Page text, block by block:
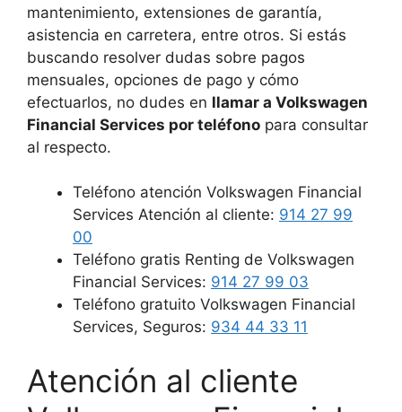
mantenimiento, extensiones de garantía,
asistencia en carretera, entre otros. Si estás
buscando resolver dudas sobre pagos
mensuales, opciones de pago y cómo
efectuarlos, no dudes en llamar a Volkswagen
Financial Services por teléfono para consultar
al respecto.
Teléfono atención Volkswagen Financial
Services Atención al cliente: 914 27 99
00
Teléfono gratis Renting de Volkswagen
Financial Services: 914 27 99 03
Teléfono gratuito Volkswagen Financial
Services, Seguros: 934 44 33 11
Atención al cliente